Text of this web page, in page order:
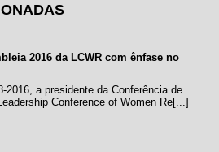
2016 da LCWR com ênfase no
2016, a presidente da Conferência de
Conference of Women Re[...]